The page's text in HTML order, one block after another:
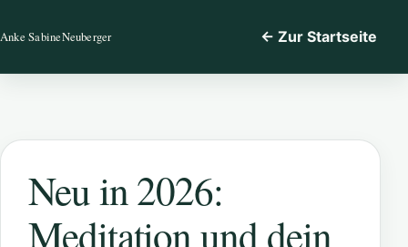
Anke SabineNeuberger ← Zur Startseite
Neu in 2026:
Meditation und dein